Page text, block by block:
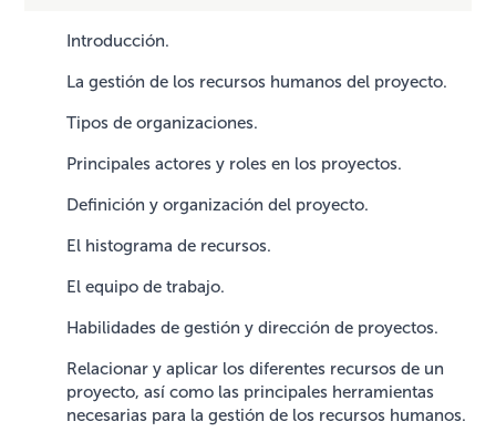
Introducción.
La gestión de los recursos humanos del proyecto.
Tipos de organizaciones.
Principales actores y roles en los proyectos.
Definición y organización del proyecto.
El histograma de recursos.
El equipo de trabajo.
Habilidades de gestión y dirección de proyectos.
Relacionar y aplicar los diferentes recursos de un
proyecto, así como las principales herramientas
necesarias para la gestión de los recursos humanos.